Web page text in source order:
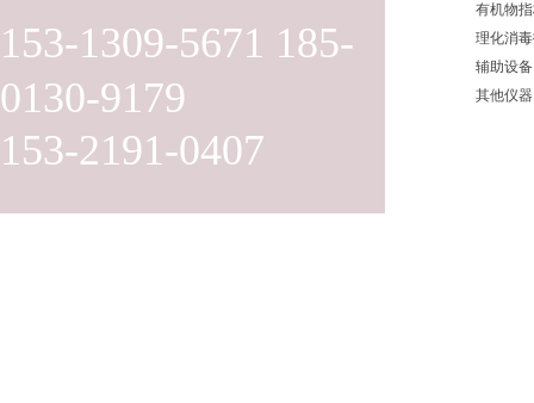
153-1309-5671 185-
0130-9179
153-2191-0407
有机物
理化消
辅助设备
其他仪器